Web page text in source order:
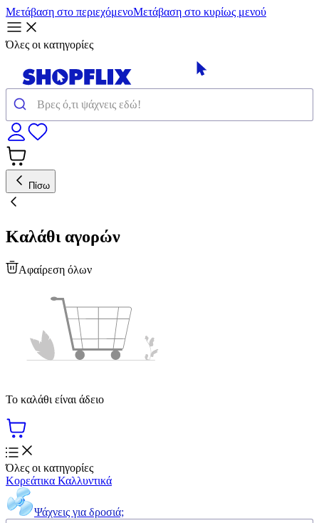
Μετάβαση στο περιεχόμενοΜετάβαση στο κυρίως μενού
Όλες οι κατηγορίες
Πίσω
Καλάθι αγορών
Αφαίρεση όλων
Το καλάθι είναι άδειο
Όλες οι κατηγορίες
Κορεάτικα Καλλυντικά
Ψάχνεις για δροσιά;